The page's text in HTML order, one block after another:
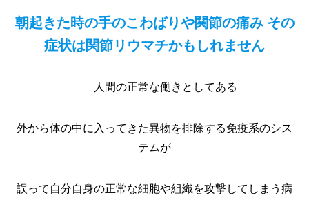
朝起きた時の手のこわばりや関節の痛み その
症状は関節リウマチかもしれません
人間の正常な働きとしてある
外から体の中に入ってきた異物を排除する免疫系のシス
テムが
誤って自分自身の正常な細胞や組織を攻撃してしまう病